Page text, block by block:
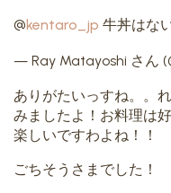
@kentaro_jp 牛丼はな
— Ray Matayoshi さん
ありがたいっすね。。
みましたよ！お料理は
楽しいですわよね！！
ごちそうさまでした！